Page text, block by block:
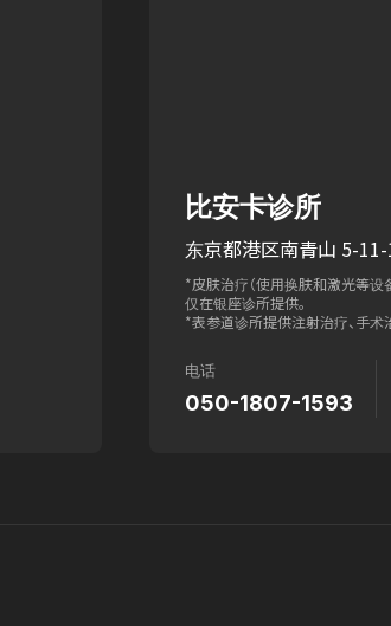
比安卡诊所
东京都港区南青山 5-
*皮肤治疗（使用换肤和激光等设
仅在银座诊所提供。
*表参道诊所提供注射治疗、手术
电话
050-1807-1593